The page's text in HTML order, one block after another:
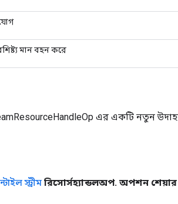
মান বহন করে
এর একটি নতুন
স্ট্রীম রিসোর্সহ্যান্ডলঅপ. অপশন শেয়ার